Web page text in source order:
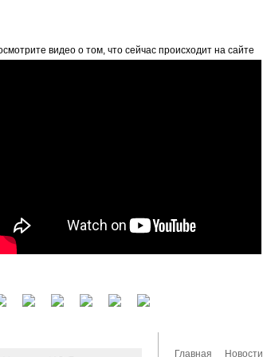
видео о том, что сейчас происходит на сайте
Главная Новости